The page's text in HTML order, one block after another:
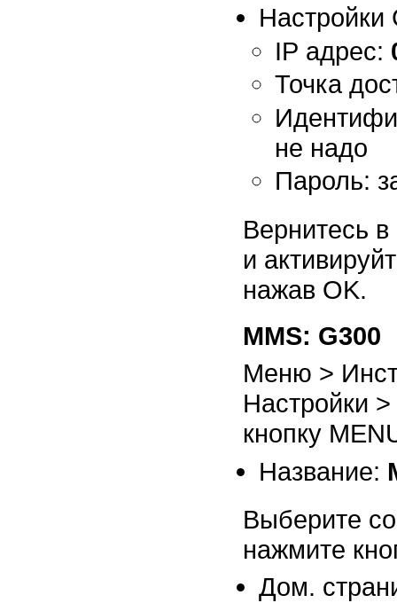
Настройки
IP адрес:
Точка
не надо
Пароль:
Вернитесь
и
нажав OK.
MMS: G300
Меню >
Настройки
кнопку
Название:
Выберите
нажмите
Дом.